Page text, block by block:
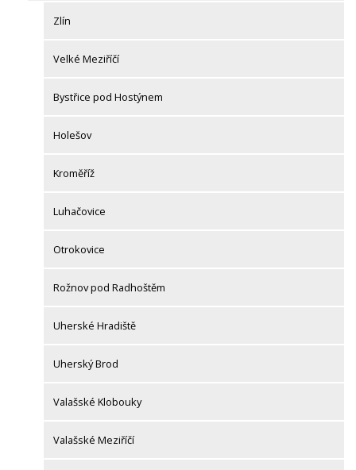
Zlín
Velké Meziříčí
Bystřice pod Hostýnem
Holešov
Kroměříž
Luhačovice
Otrokovice
Rožnov pod Radhoštěm
Uherské Hradiště
Uherský Brod
Valašské Klobouky
Valašské Meziříčí